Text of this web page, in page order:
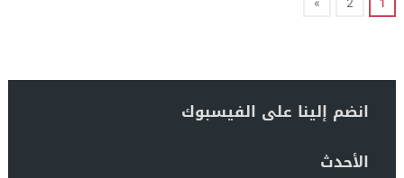
انضم إلينا على الفيسبوك
الأحدث